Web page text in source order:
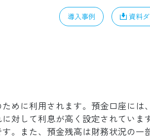
導入事例 資料
めに利用されます。預金口座には
対して利息が高く設定されていま
。また、預金残高は財務状況の一